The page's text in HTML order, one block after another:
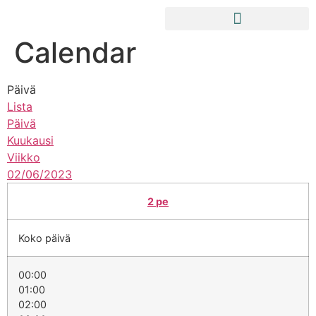
Calendar
Päivä
Lista
Päivä
Kuukausi
Viikko
02/06/2023
2pe
Koko päivä
00:00
01:00
02:00